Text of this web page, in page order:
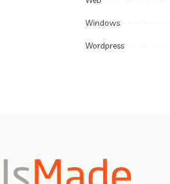
Windows
Wordpress